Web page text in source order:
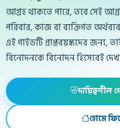
আগ্রহ থাকতে পারে, তবে সেই
পরিবার, কাজ বা ব্যক্তিগত
এই গাইডটি প্রাপ্তবয়স্কদের জন্য,
বিনোদনকে বিনোদন হিসেবেই
দায়িত্বশীল
হোমে